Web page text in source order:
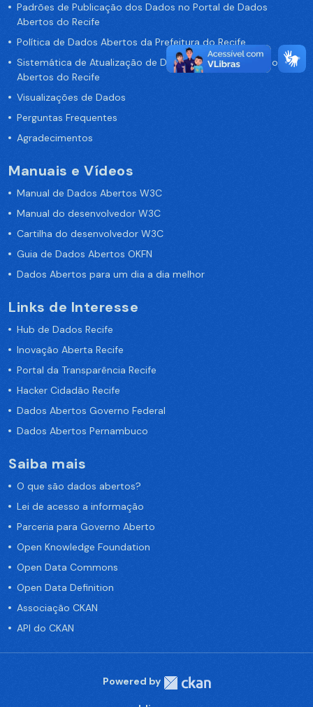
Padrões de Publicação dos Dados no Portal de Dados
Abertos do Recife
Política de Dados Abertos da Prefeitura do Recife
Sistemática de Atualização de Dados do Portal de Dados
Abertos do Recife
Visualizações de Dados
Perguntas Frequentes
Agradecimentos
Manuais e Vídeos
Manual de Dados Abertos W3C
Manual do desenvolvedor W3C
Cartilha do desenvolvedor W3C
Guia de Dados Abertos OKFN
Dados Abertos para um dia a dia melhor
Links de Interesse
Hub de Dados Recife
Inovação Aberta Recife
Portal da Transparência Recife
Hacker Cidadão Recife
Dados Abertos Governo Federal
Dados Abertos Pernambuco
Saiba mais
O que são dados abertos?
Lei de acesso a informação
Parceria para Governo Aberto
Open Knowledge Foundation
Open Data Commons
Open Data Definition
Associação CKAN
API do CKAN
Powered by